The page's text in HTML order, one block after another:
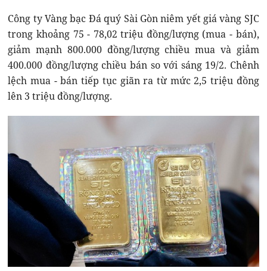
Công ty Vàng bạc Đá quý Sài Gòn niêm yết giá vàng SJC
trong khoảng 75 - 78,02 triệu đồng/lượng (mua - bán),
giảm mạnh 800.000 đồng/lượng chiều mua và giảm
400.000 đồng/lượng chiều bán so với sáng 19/2. Chênh
lệch mua - bán tiếp tục giãn ra từ mức 2,5 triệu đồng
lên 3 triệu đồng/lượng.